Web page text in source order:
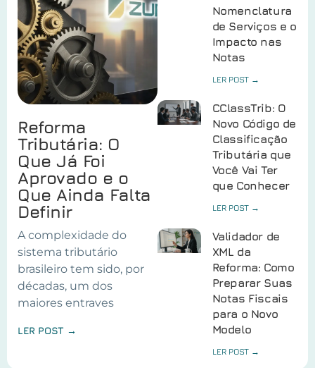
Reforma
Tributária: O
Que Já Foi
Aprovado e o
Que Ainda Falta
Definir
A complexidade do
sistema tributário
brasileiro tem sido, por
décadas, um dos
maiores entraves
LER POST →
Nomenclatura
de Serviços e o
Impacto nas
Notas
LER POST →
CClassTrib: O
Novo Código de
Classificação
Tributária que
Você Vai Ter
que Conhecer
LER POST →
Validador de
XML da
Reforma: Como
Preparar Suas
Notas Fiscais
para o Novo
Modelo
LER POST →